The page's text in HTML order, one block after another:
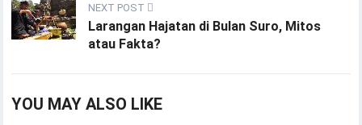
NEXT POST
Larangan Hajatan di Bulan Suro, Mitos
atau Fakta?
YOU MAY ALSO LIKE